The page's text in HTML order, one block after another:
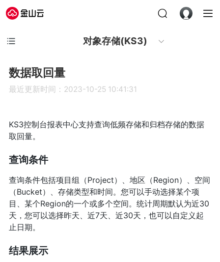
对象存储(KS3)
数据取回量
最近更新时间：2023-10-25 10:41:31
KS3控制台报表中心支持查询低频存储和归档存储的数据
取回量。
查询条件
查询条件包括项目组（Project）、地区（Region）、空间
（Bucket）、存储类型和时间。您可以手动选择某个项
目、某个Region的一个或多个空间。统计周期默认为近30
天，您可以选择昨天、近7天、近30天，也可以自定义起
止日期。
结果展示